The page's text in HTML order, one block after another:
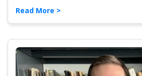
Read More >